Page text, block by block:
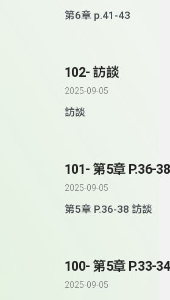
第6章 p.41-43
102- 訪談
2025-09-05
訪談
101- 第5章 P.36-
2025-09-05
第5章 P.36-38 訪談
100- 第5章 P.33-34
2025-09-05